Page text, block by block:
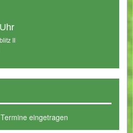
II
eingetragen